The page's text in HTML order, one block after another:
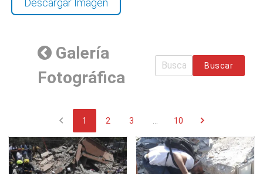
Galería
Fotográfica
Buscar
chevron_left 1 2 3 10 chevron_right